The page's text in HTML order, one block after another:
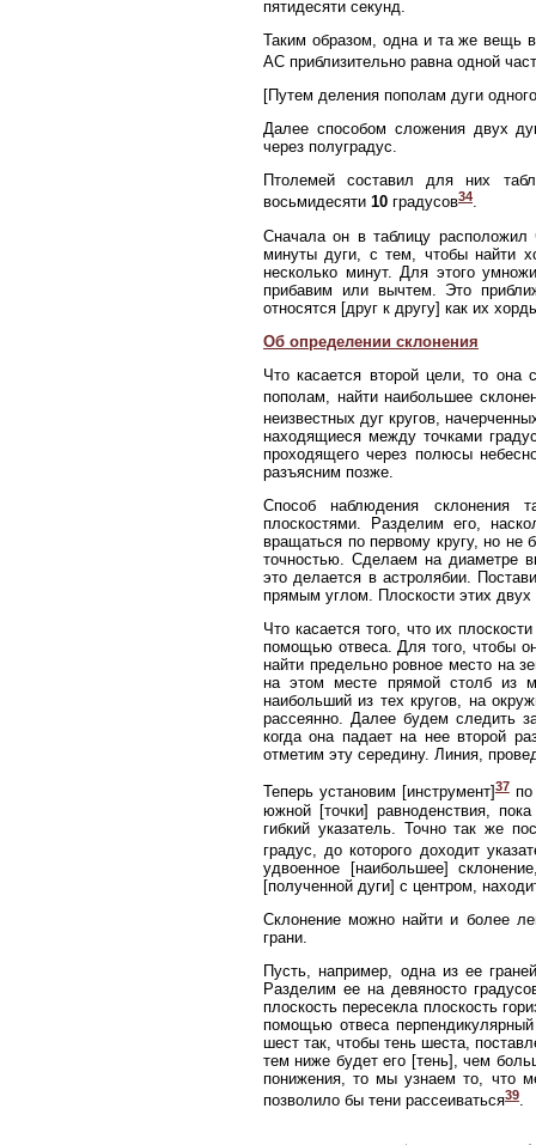
пятидесяти секунд.
Таким образом, одна и та же вещь
АС приблизительно равна одной
[Путем деления пополам дуги
Далее способом сложения двух
через полуградус.
Птолемей составил для них
восьмидесяти 10 градусов34.
Сначала он в таблицу расположил
минуты дуги, с тем, чтобы найти
несколько минут. Для этого
прибавим или вычтем. Это
относятся [друг к другу] как их
Об определении склонения
Что касается второй цели, то она
пополам, найти наибольшее
неизвестных дуг кругов,
находящиеся между точками
проходящего через полюсы
разъясним позже.
Способ наблюдения склонения
плоскостями. Разделим его,
вращаться по первому кругу, но не
точностью. Сделаем на диаметре
это делается в астролябии.
прямым углом. Плоскости этих двух
Что касается того, что их
помощью отвеса. Для того, чтобы
найти предельно ровное место на
на этом месте прямой столб из
наибольший из тех кругов, на
рассеянно. Далее будем следить
когда она падает на нее второй
отметим эту середину. Линия,
Теперь установим [инструмент]37по
южной [точки] равноденствия,
гибкий указатель. Точно так же
градус, до которого доходит
удвоенное [наибольшее]
[полученной дуги] с центром,
Склонение можно найти и более
грани.
Пусть, например, одна из ее
Разделим ее на девяносто
плоскость пересекла плоскость
помощью отвеса
шест так, чтобы тень шеста,
тем ниже будет его [тень], чем
понижения, то мы узнаем то, что
позволило бы тени рассеиваться39.